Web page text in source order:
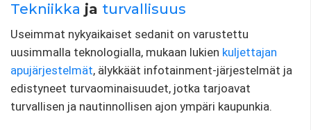
Tekniikka ja turvallisuus
Useimmat nykyaikaiset sedanit on varustettu
uusimmalla teknologialla, mukaan lukien kuljettajan
apujärjestelmät, älykkäät infotainment-järjestelmät ja
edistyneet turvaominaisuudet, jotka tarjoavat
turvallisen ja nautinnollisen ajon ympäri kaupunkia.